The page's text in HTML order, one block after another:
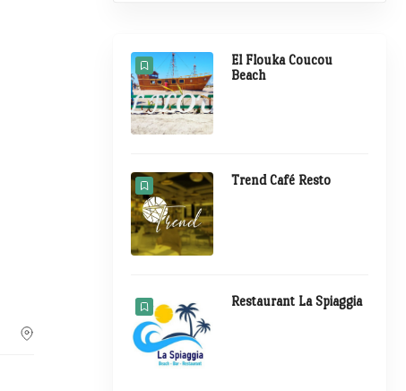
El Flouka Coucou
Beach
Trend Café Resto
Restaurant La Spiaggia